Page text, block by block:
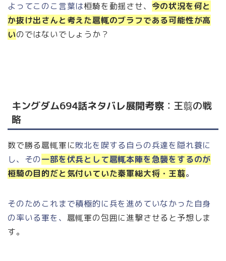
よってこのこ言葉は桓騎を動揺させ、 今の状況を何と
か抜け出さんと考えた扈輒のブラフである可能性が高
いのではないでしょうか？
キングダム694話ネタバレ展開考察 ：王翦の戦
略
数で勝る扈輒軍に敗北を喫する自らの兵達を隠れ蓑に
し、その一部を伏兵として扈輒本陣を急襲をするのが
桓騎の目的だと気付いていた秦軍総大将・ 王翦。
そのためこれまで積極的に兵を進めていなかった自身
の率いる軍を、 扈輒軍の包囲に進撃させると予想しま
す。